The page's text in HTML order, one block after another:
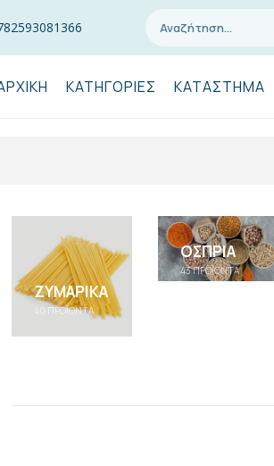
2593081366
ΚΑΤΗΓΟΡΊΕΣ ΚΑΤΆΣΤΗΜΑ
ΖΥΜΑΡΙΚΆ
40 ΠΡΟΪΌΝΤΑ
ΌΣΠΡΙΑ
43ΠΡΟΪΌΝΤΑ